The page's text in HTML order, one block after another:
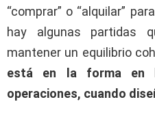
“comprar” o “alquilar”
hay algunas partidas
mantener un equilibrio
está en la forma en
operaciones, cuando